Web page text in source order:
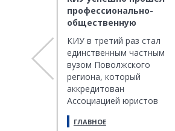
свои
профессионально-
общественную
аккредитацию
Ассоциации юристов
России
КИУ в третий раз стал
единственным частным
вузом Поволжского
региона, который
аккредитован
Ассоциацией юристов
России
ГЛАВНОЕ